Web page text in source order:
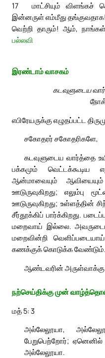
மாட்சியும் விளங்கச்
17
இன்னருள் எம்மீது
வெற்றி தாரும்! ஆம்,
பல்லவி
இரண்டாம் வாசகம்
கடவுளுடைய
எபிரேயருக்கு எழுதப்பட்ட
சகோதரர் சகோதரிகளே,
கடவுளுடைய வார்த்தை
பக்கமும் வெட்டக்கூடிய
ஆன்மாவையும் ஆவியையும்
ஊடுருவுகிறது; எலும்பு
ஊடுருவுகிறது;
சீர்தூக்கிப் பார்க்கிறது.
மறைவாய் இல்லை.
மறைவின்றி
கணக்குக் கொடுக்க வேண்டும்.
ஆண்டவரின்
நற்செய்திக்கு முன்
மத் 5: 3
அல்லேலூயா,
பேறுபெற்றோர்; ஏனெனில்
அல்லேலூயா.